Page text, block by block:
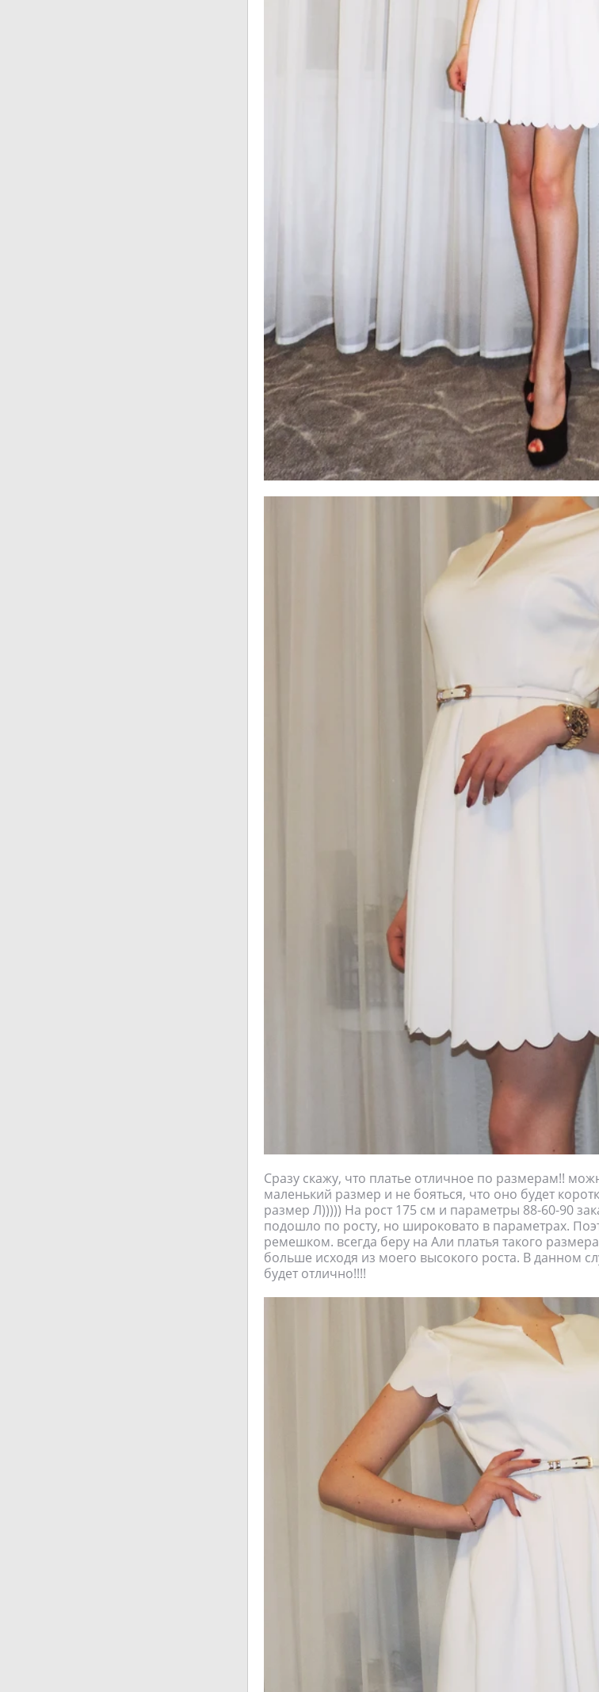
Сразу скажу, что платье отличное по размерам!!
маленький размер и не бояться, что оно будет
размер Л))))) На рост 175 см и параметры 88-60-90
подошло по росту, но широковато в параметрах.
ремешком. всегда беру на Али платья такого
больше исходя из моего высокого роста. В данном
будет отлично!!!!